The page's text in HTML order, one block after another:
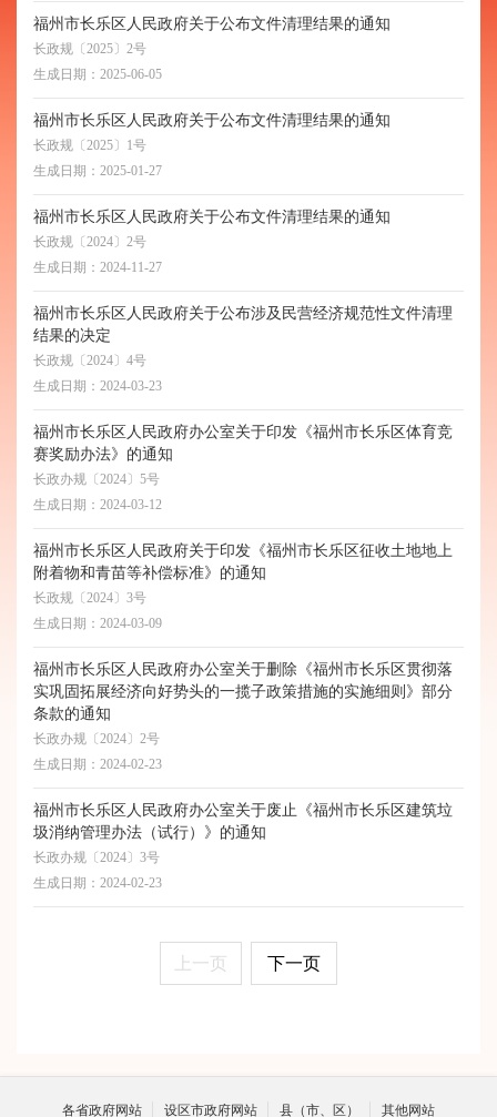
福州市长乐区人民政府关于公布文件清理结果的通知
长政规〔2025〕2号
生成日期： 2025-06-05
福州市长乐区人民政府关于公布文件清理结果的通知
长政规〔2025〕1号
生成日期： 2025-01-27
福州市长乐区人民政府关于公布文件清理结果的通知
长政规〔2024〕2号
生成日期： 2024-11-27
福州市长乐区人民政府关于公布涉及民营经济规范性文件清理
结果的决定
长政规〔2024〕4号
生成日期： 2024-03-23
福州市长乐区人民政府办公室关于印发《福州市长乐区体育竞
赛奖励办法》的通知
长政办规〔2024〕5号
生成日期： 2024-03-12
福州市长乐区人民政府关于印发《福州市长乐区征收土地地上
附着物和青苗等补偿标准》的通知
长政规〔2024〕3号
生成日期： 2024-03-09
福州市长乐区人民政府办公室关于删除《福州市长乐区贯彻落
实巩固拓展经济向好势头的一揽子政策措施的实施细则》部分
条款的通知
长政办规〔2024〕2号
生成日期： 2024-02-23
福州市长乐区人民政府办公室关于废止《福州市长乐区建筑垃
圾消纳管理办法（试行）》的通知
长政办规〔2024〕3号
生成日期： 2024-02-23
上一页 下一页
各省政府网站 设区市政府网站 县（市、区） 其他网站